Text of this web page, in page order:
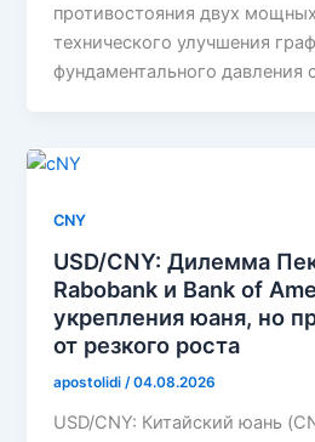
противостояния двух
технического улучшения
фундаментального давления
CNY
USD/CNY: Дилемма
Rabobank и Bank of
укрепления юаня, но
от резкого роста
apostolidi /04.08.2026
USD/CNY: Китайский юань